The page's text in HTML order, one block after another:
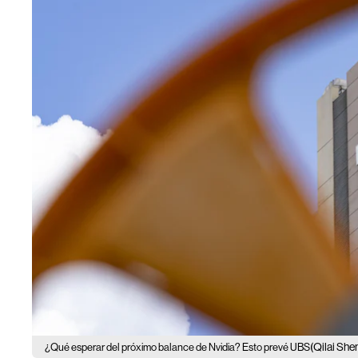
¿Qué esperar del próximo balance de Nvidia? Esto prevé UBS(Qilai